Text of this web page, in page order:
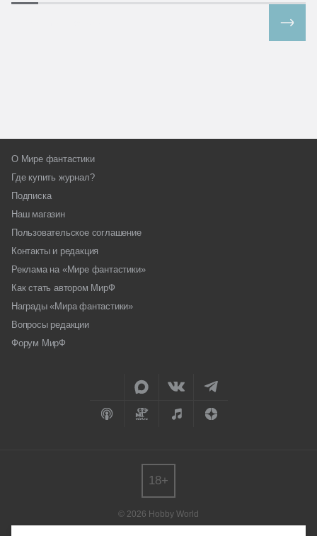
О Мире фантастики
Где купить журнал?
Подписка
Наш магазин
Пользовательское соглашение
Контакты и редакция
Реклама на «Мире фантастики»
Как стать автором МирФ
Награды «Мира фантастики»
Вопросы редакции
Форум МирФ
© 2026 Hobby World
18+